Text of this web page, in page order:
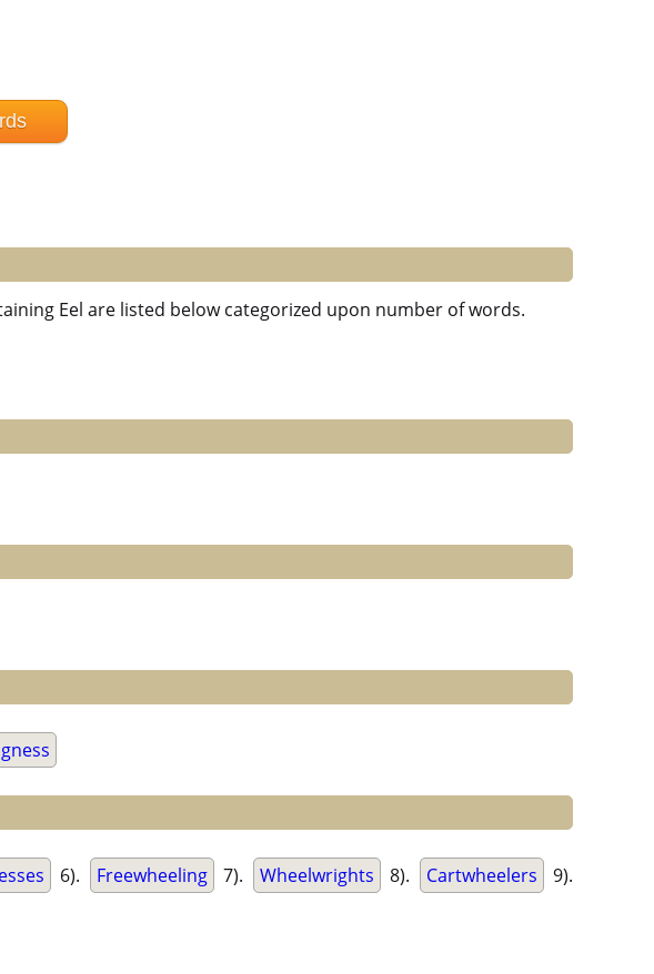
Eel are listed below categorized upon number of words.
6). Freewheeling 7). Wheelwrights 8). Cartwheelers 9).